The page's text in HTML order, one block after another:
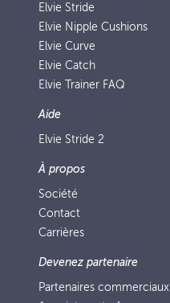
Elvie Stride
Elvie Nipple Cushions
Elvie Curve
Elvie Catch
Elvie Trainer FAQ
Aide
Elvie Stride 2
À propos
Société
Contact
Carrières
Devenez partenaire
Partenaires commerciaux